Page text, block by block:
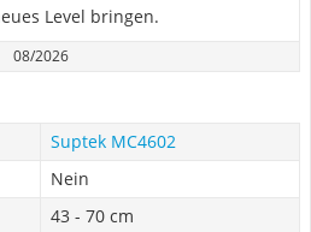
Level bringen.
08/2026
Suptek MC4602
Nein
43 - 70 cm